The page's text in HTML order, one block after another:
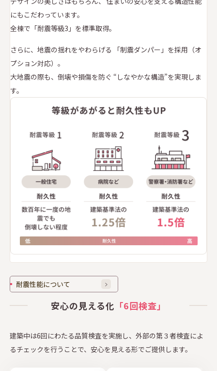
にもこだわっています。
全棟で「耐震等級3」を標準取得。
さらに、地震の揺れをやわらげる 「制震ダンパー」を採用（オ
プション対応）。
大地震の際も、倒壊や損傷を防ぐ “しなやかな構造”を実現しま
す。
耐震性能について
安心の見える化 「6回検査」
建築中は6回にわたる品質検査を実施し、 外部の第３者検査によ
るチェックを行うことで、 安心を見える形でご提供します。